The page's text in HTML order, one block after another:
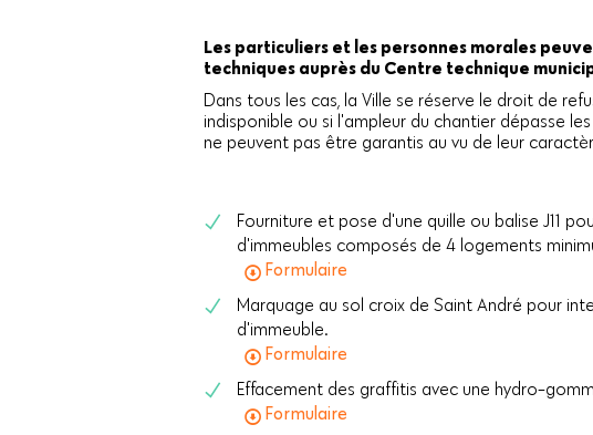
Les particuliers et les personnes morales
techniques auprès du Centre technique
Dans tous les cas, la Ville se réserve le droit de
indisponible ou si l'ampleur du chantier dépasse
ne peuvent pas être garantis au vu de leur
Fourniture et pose d'une quille ou balise J11
d'immeubles composés de 4 logements
Formulaire
Marquage au sol croix de Saint André pour
d'immeuble.
Formulaire
Effacement des graffitis avec une hydro-
Formulaire